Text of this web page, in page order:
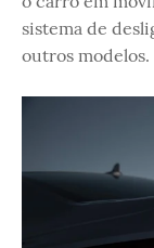
sistema de
outros modelos.